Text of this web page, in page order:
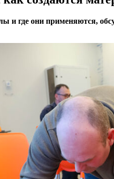
и где они применяются,